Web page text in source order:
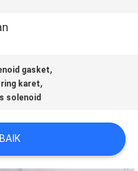
gasket,
karet,
solenoid